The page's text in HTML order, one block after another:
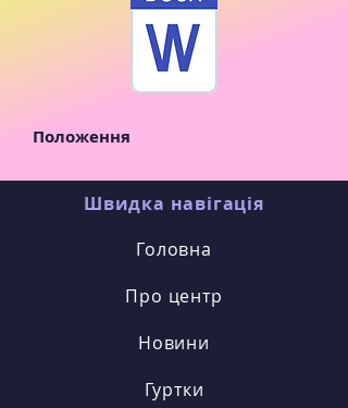
Положення
Швидка навігація
Головна
Про центр
Новини
Гуртки